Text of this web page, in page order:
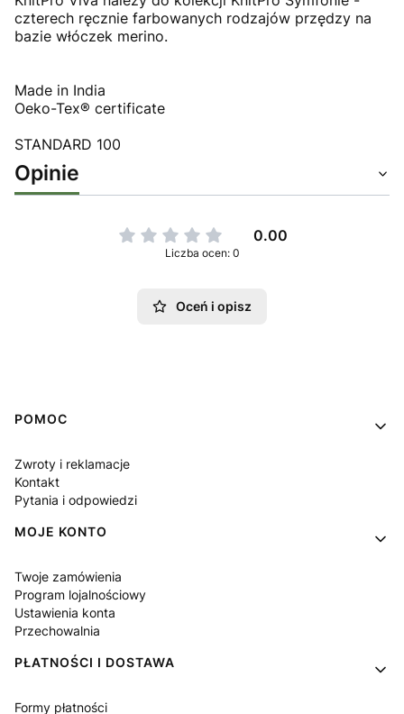
czterech ręcznie farbowanych rodzajów przędzy na
bazie włóczek merino.
Made in India
Oeko-Tex® certificate
STANDARD 100
Opinie
0.00
Liczba ocen: 0
Oceń i opisz
Linki w stopce
POMOC
Zwroty i reklamacje
Kontakt
Pytania i odpowiedzi
MOJE KONTO
Twoje zamówienia
Program lojalnościowy
Ustawienia konta
Przechowalnia
PŁATNOŚCI I DOSTAWA
Formy płatności